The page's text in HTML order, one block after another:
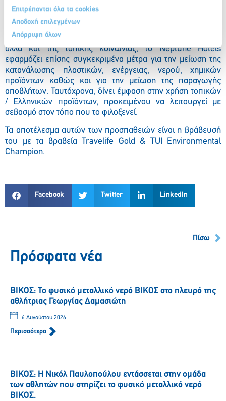
Επιτρέπονται όλα τα cookies
Αποδοχή επιλεγμένων
Απόρριψη όλων
φυσικό περιβάλλον.
Εκτός από τις προσπάθειες που καταβάλλει για την
ευαισθητοποίηση του προσωπικού του, των επισκεπτών
αλλά και της τοπικής κοινωνίας, το Neptune Hotels
εφαρμόζει επίσης συγκεκριμένα μέτρα για την μείωση της
κατανάλωσης πλαστικών, ενέργειας, νερού, χημικών
προϊόντων καθώς και για την μείωση της παραγωγής
αποβλήτων. Ταυτόχρονα, δίνει έμφαση στην χρήση τοπικών
/ Ελληνικών προϊόντων, προκειμένου να λειτουργεί με
σεβασμό στον τόπο που το φιλοξενεί.
Τα αποτέλεσμα αυτών των προσπαθειών είναι η βράβευσή
του με τα βραβεία Travelife Gold & TUI Environmental
Champion.
Facebook Twitter LinkedIn
Πίσω
Πρόσφατα νέα
ΒΙΚΟΣ: Το φυσικό μεταλλικό νερό ΒΙΚΟΣ στο πλευρό της
αθλήτριας Γεωργίας Δαμασιώτη
6 Αυγούστου 2026
Περισσότερα
ΒΙΚΟΣ: Η Νικόλ Παυλοπούλου εντάσσεται στην ομάδα
των αθλητών που στηρίζει το φυσικό μεταλλικό νερό
ΒΙΚΟΣ.